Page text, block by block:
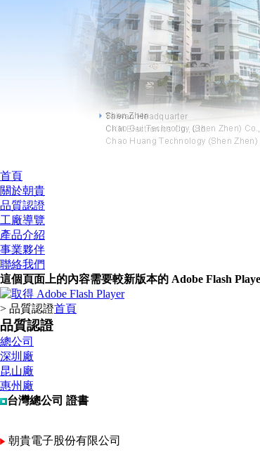
首頁
關於朝貴
品質認證
工廠導覽
產品介紹
事業夥伴
聯絡我們
這個頁面上的內容需要較新版本的 Adobe Flash
> 品質認證首頁
品質認證
總公司
深圳廠
昆山廠
惠州廠
台灣總公司 證書
朝貴電子股份有限公司